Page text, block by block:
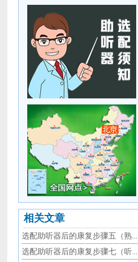
相关文章
选配助听器后的康复步骤五（熟...
选配助听器后的康复步骤七（听...